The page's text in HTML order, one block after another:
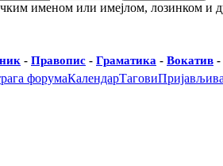
именом или имејлом, лозинком и
- Правопис - Граматика - Вокатив -
форумаКалендарТагови